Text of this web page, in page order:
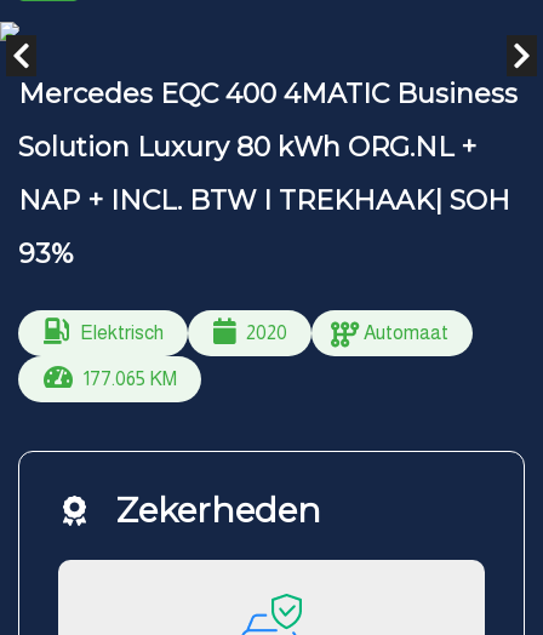
Mercedes EQC 400 4MATIC Business
Solution Luxury 80 kWh ORG.NL +
NAP + INCL. BTW I TREKHAAK| SOH
93%
Elektrisch 2020 Automaat
177.065 KM
Zekerheden